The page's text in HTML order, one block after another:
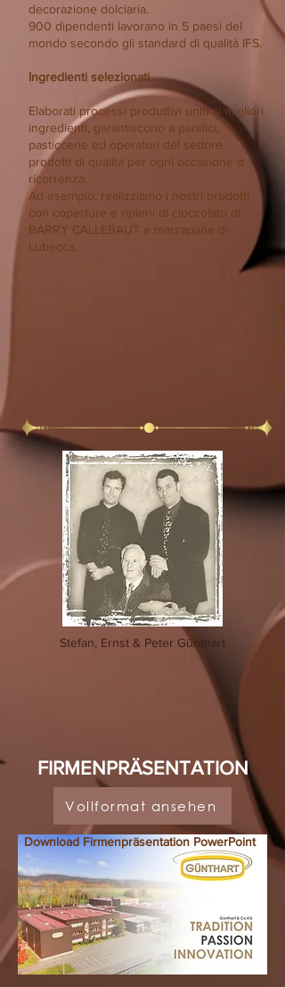
decorazione dolciaria.
900 dipendenti lavorano in 5 paesi del
mondo secondo gli standard di qualità IFS.
Ingredienti selezionati
Elaborati processi produttivi uniti ai migliori
ingredienti, garantiscono a panifici,
pasticcerie ed operatori del settore
prodotti di qualitá per ogni occasione o
ricorrenza.
Ad esempio, realizziamo i nostri prodotti
con coperture e ripieni di cioccolato di
BARRY CALLEBAUT e marzapane di
Lubecca.
Stefan, Ernst & Peter Günthart
FIRMENPRÄSENTATION
Vollformat ansehen
Download Firmenpräsentation PowerPoint